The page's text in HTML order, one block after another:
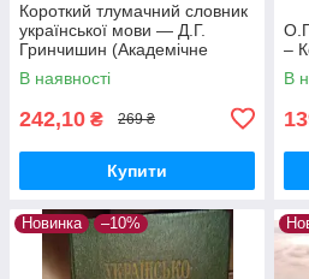
Короткий тлумачний словник
української мови — Д.Г.
Гринчишин (Академічне
видання, тверда обкладинка)
В наявності
242,10 ₴ 269 ₴
Купити
–
В
Новинка –10%